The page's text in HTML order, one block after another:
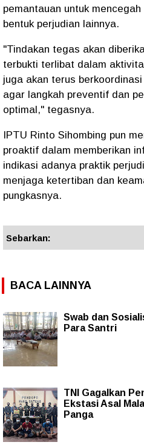
pemantauan untuk
bentuk perjudian lainnya.
"Tindakan tegas akan
terbukti terlibat dalam
juga akan terus
agar langkah preventif dan
optimal," tegasnya.
IPTU Rinto Sihombing pun
proaktif dalam memberikan
indikasi adanya praktik
menjaga ketertiban dan
pungkasnya.
Sebarkan:
BACA LAINNYA
Swab dan
Para Santri
TNI Gagalkan
Ekstasi Asal
Panga